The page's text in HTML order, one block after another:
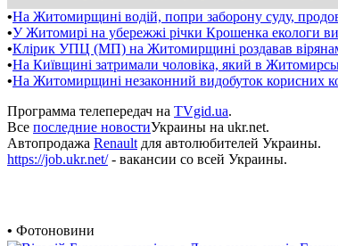
•На Житомирщині водій, попри заборону суду,
•У Житомирі на убережжі річки Крошенка екологи
•Клірик УПЦ (МП) на Житомирщині роздавав вірянам
•На Київщині затримали чоловіка, який в
•На Житомирщині незаконний видобуток корисних
Программа телепередач на TVgid.ua.
Все последние новостиУкраины на ukr.net.
Автопродажа Renault для автолюбителей Украины.
https://job.ukr.net/- вакансии со всей Украины.
• Фотоновини